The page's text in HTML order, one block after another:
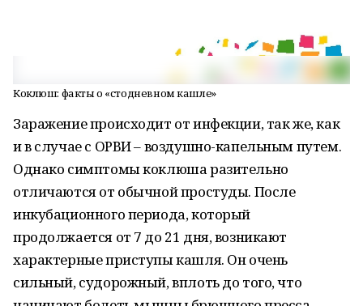
Коклюш: факты о «стодневном кашле»
Заражение происходит от инфекции, так же, как
и в случае с ОРВИ – воздушно-капельным путем.
Однако симптомы коклюша разительно
отличаются от обычной простуды. После
инкубационного периода, который
продолжается от 7 до 21 дня, возникают
характерные приступы кашля. Он очень
сильный, судорожный, вплоть до того, что